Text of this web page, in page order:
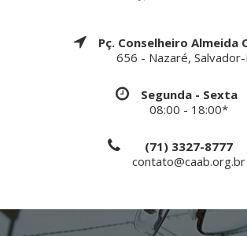
Pç. Conselheiro Almeida
656 - Nazaré,
Segunda - Sexta
08:00 - 18:00*
(71) 3327-8777
contato@caab.org.br